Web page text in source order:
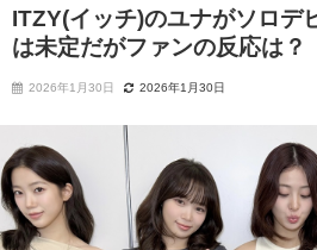
ITZY(イッチ)のユナがソロデ
は未定だがファンの反応は？
2026年1月30日 2026年1月30日